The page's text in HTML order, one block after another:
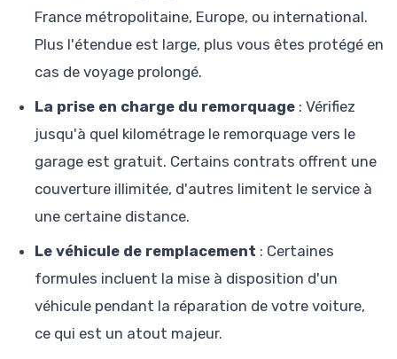
France métropolitaine, Europe, ou international.
Plus l'étendue est large, plus vous êtes protégé en
cas de voyage prolongé.
La prise en charge du remorquage : Vérifiez
jusqu'à quel kilométrage le remorquage vers le
garage est gratuit. Certains contrats offrent une
couverture illimitée, d'autres limitent le service à
une certaine distance.
Le véhicule de remplacement : Certaines
formules incluent la mise à disposition d'un
véhicule pendant la réparation de votre voiture,
ce qui est un atout majeur.